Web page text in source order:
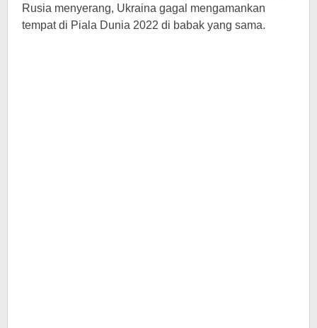
Rusia menyerang, Ukraina gagal mengamankan
tempat di Piala Dunia 2022 di babak yang sama.